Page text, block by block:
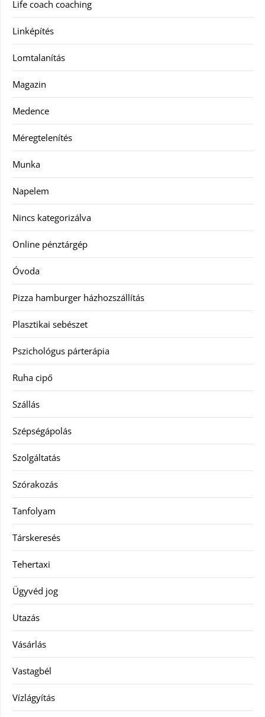
Life coach coaching
Linképítés
Lomtalanítás
Magazin
Medence
Méregtelenítés
Munka
Napelem
Nincs kategorizálva
Online pénztárgép
Óvoda
Pizza hamburger házhozszállítás
Plasztikai sebészet
Pszichológus párterápia
Ruha cipő
Szállás
Szépségápolás
Szolgáltatás
Szórakozás
Tanfolyam
Társkeresés
Tehertaxi
Ügyvéd jog
Utazás
Vásárlás
Vastagbél
Vízlágyítás